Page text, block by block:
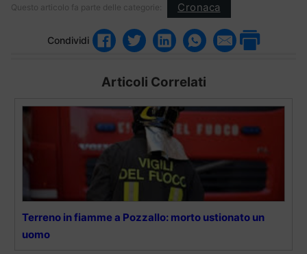
Questo articolo fa parte delle categorie: Cronaca
Condividi
Articoli Correlati
Terreno in fiamme a Pozzallo: morto ustionato un
uomo